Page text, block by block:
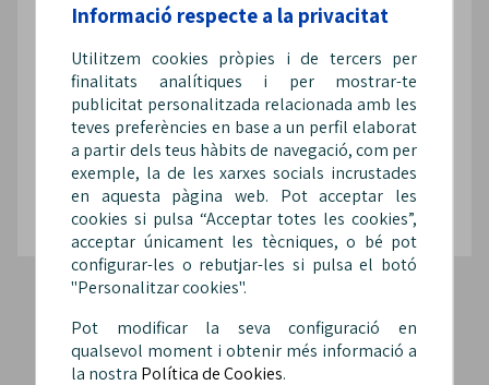
Segueix-nos a les xarxes
@Sip_fepol@SipFepol@sipfepol
Informació respecte a la privacitat
Utilitzem cookies pròpies i de tercers per
finalitats analítiques i per mostrar-te
publicitat personalitzada relacionada amb les
teves preferències en base a un perfil elaborat
a partir dels teus hàbits de navegació, com per
exemple, la de les xarxes socials incrustades
en aquesta pàgina web. Pot acceptar les
cookies si pulsa “Acceptar totes les cookies”,
acceptar únicament les tècniques, o bé pot
configurar-les o rebutjar-les si pulsa el botó
"Personalitzar cookies".
Pot modificar la seva configuració en
qualsevol moment i obtenir més informació a
la nostra Política de Cookies.